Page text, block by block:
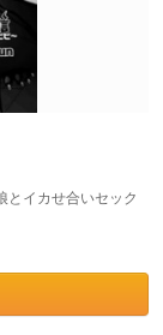
とイカせ合いセック